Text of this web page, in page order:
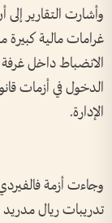
وأشارت التقارير
غرامات مالية
الانضباط داخل
الدخول في أزمات
الإدارة.
وجاءت أزمة
تدريبات ريال مدريد